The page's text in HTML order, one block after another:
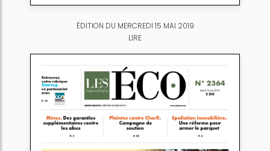
ÉDITION DU MERCREDI 15 MAI 2019
LIRE